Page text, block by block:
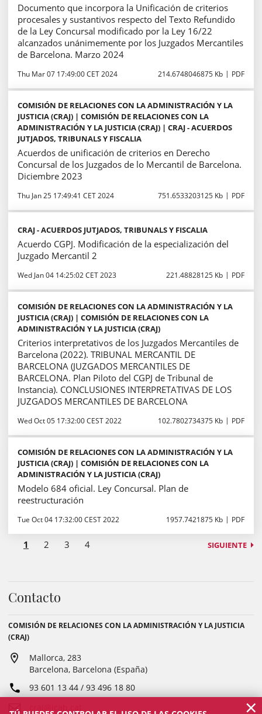
Documento que incorpora la Unificación de criterios
procesales y sustantivos respecto del Texto Refundido
de la Ley Concursal modificado por la Ley 16/22
alcanzados unánimemente por los Juzgados Mercantiles
de Barcelona. Marzo 2024
Thu Mar 07 17:49:00 CET 2024 214.6748046875 Kb PDF
COMISIÓN DE RELACIONES CON LA ADMINISTRACIÓN Y LA
JUSTICIA (CRAJ) | COMISIÓN DE RELACIONES CON LA
ADMINISTRACIÓN Y LA JUSTICIA (CRAJ) | CRAJ - ACUERDOS
JUTJADOS, TRIBUNALS Y FISCALIA
Acuerdos de unificación de criterios en Derecho
Concursal de los Juzgados de lo Mercantil de Barcelona.
Diciembre 2023
Thu Jan 25 17:49:41 CET 2024 751.6533203125 Kb PDF
CRAJ - ACUERDOS JUTJADOS, TRIBUNALS Y FISCALIA
Acuerdo CGPJ. Modificación de la especialización del
Juzgado Mercantil 2
Wed Jan 04 14:25:02 CET 2023 221.48828125 Kb PDF
COMISIÓN DE RELACIONES CON LA ADMINISTRACIÓN Y LA
JUSTICIA (CRAJ) | COMISIÓN DE RELACIONES CON LA
ADMINISTRACIÓN Y LA JUSTICIA (CRAJ)
Criterios interpretativos de los Juzgados Mercantiles de
Barcelona (2022). TRIBUNAL MERCANTIL DE
BARCELONA (JUZGADOS MERCANTILES DE
BARCELONA. Plan Piloto del CGPJ de Tribunal de
Instancia). CONCLUSIONES INTERPRETATIVAS DE LOS
JUZGADOS MERCANTILES DE BARCELONA
Wed Oct 05 17:32:00 CEST 2022 102.7802734375 Kb PDF
COMISIÓN DE RELACIONES CON LA ADMINISTRACIÓN Y LA
JUSTICIA (CRAJ) | COMISIÓN DE RELACIONES CON LA
ADMINISTRACIÓN Y LA JUSTICIA (CRAJ)
Modelo 684 oficial. Ley Concursal. Plan de
reestructuración
Tue Oct 04 17:32:00 CEST 2022 1957.7421875 Kb PDF
1 2 3 4 SIGUIENTE
Contacto
COMISIÓN DE RELACIONES CON LA ADMINISTRACIÓN Y LA JUSTICIA
(CRAJ)
Mallorca, 283
Barcelona, Barcelona (España)
93 601 13 44 / 93 496 18 80
×